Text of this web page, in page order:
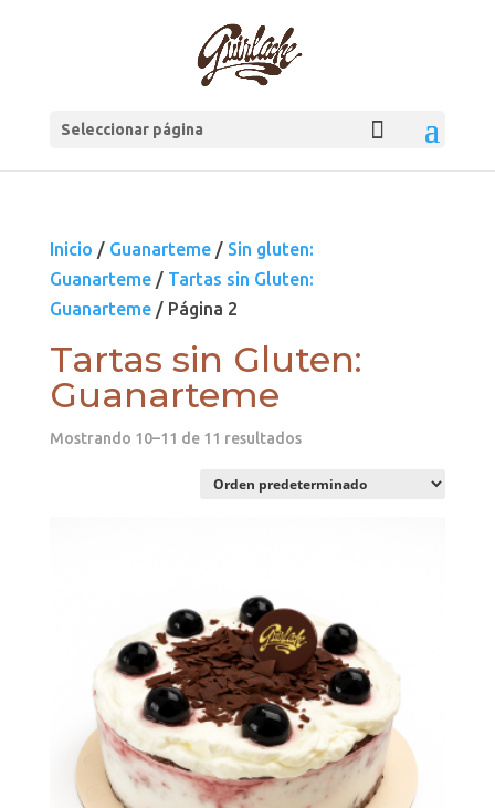
Seleccionar página
Inicio / Guanarteme/ Sin gluten:
Guanarteme/ Tartas sin Gluten:
Guanarteme/ Página 2
Tartas sin Gluten:
Guanarteme
Mostrando 10–11 de 11 resultados